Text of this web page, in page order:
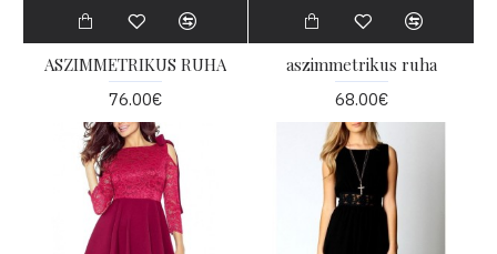
ASZIMMETRIKUS RUHA
76.00€
aszimmetrikus ruha
68.00€